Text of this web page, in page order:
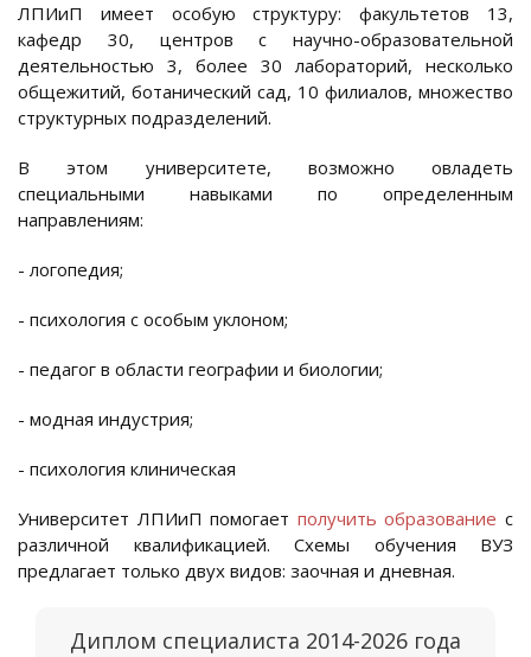
ЛПИиП имеет особую структуру: факультетов 13,
кафедр 30, центров с научно-образовательной
деятельностью 3, более 30 лабораторий, несколько
общежитий, ботанический сад, 10 филиалов, множество
структурных подразделений.
В этом университете, возможно овладеть
специальными навыками по определенным
направлениям:
- логопедия;
- психология с особым уклоном;
- педагог в области географии и биологии;
- модная индустрия;
- психология клиническая
Университет ЛПИиП помогает получить образование с
различной квалификацией. Схемы обучения ВУЗ
предлагает только двух видов: заочная и дневная.
Диплом специалиста 2014-2026 года